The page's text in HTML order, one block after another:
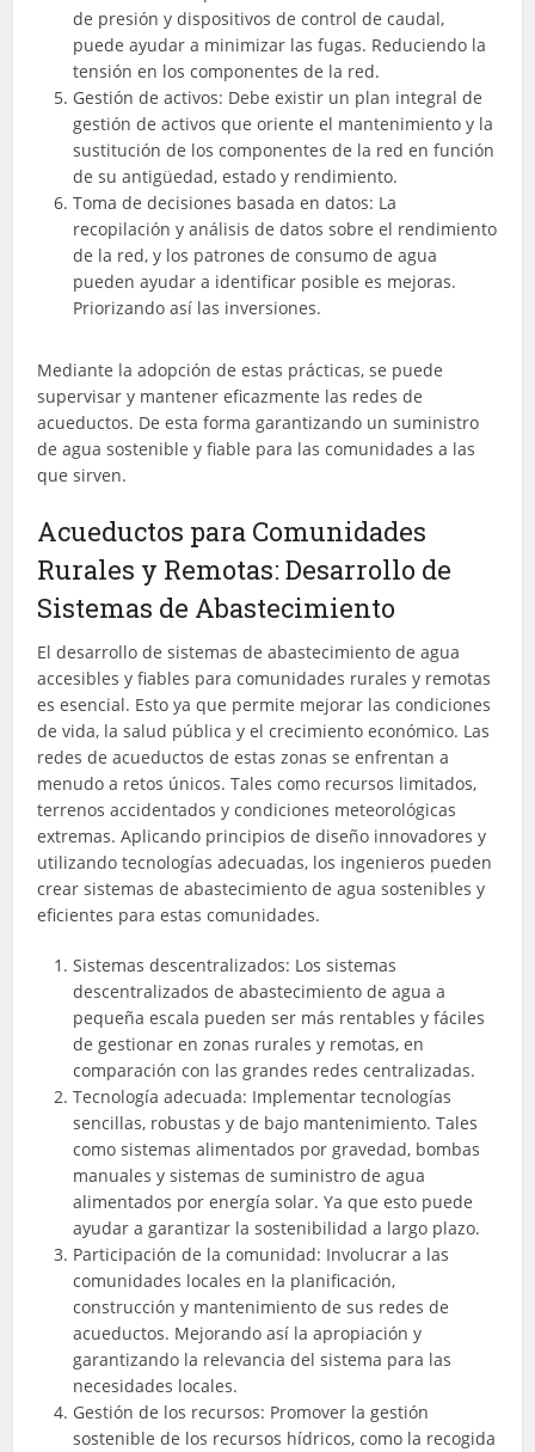
de presión y dispositivos de control de caudal,
puede ayudar a minimizar las fugas. Reduciendo la
tensión en los componentes de la red.
Gestión de activos: Debe existir un plan integral de
gestión de activos que oriente el mantenimiento y la
sustitución de los componentes de la red en función
de su antigüedad, estado y rendimiento.
Toma de decisiones basada en datos: La
recopilación y análisis de datos sobre el rendimiento
de la red, y los patrones de consumo de agua
pueden ayudar a identificar posible es mejoras.
Priorizando así las inversiones.
Mediante la adopción de estas prácticas, se puede
supervisar y mantener eficazmente las redes de
acueductos. De esta forma garantizando un suministro
de agua sostenible y fiable para las comunidades a las
que sirven.
Acueductos para Comunidades
Rurales y Remotas: Desarrollo de
Sistemas de Abastecimiento
El desarrollo de sistemas de abastecimiento de agua
accesibles y fiables para comunidades rurales y remotas
es esencial. Esto ya que permite mejorar las condiciones
de vida, la salud pública y el crecimiento económico. Las
redes de acueductos de estas zonas se enfrentan a
menudo a retos únicos. Tales como recursos limitados,
terrenos accidentados y condiciones meteorológicas
extremas. Aplicando principios de diseño innovadores y
utilizando tecnologías adecuadas, los ingenieros pueden
crear sistemas de abastecimiento de agua sostenibles y
eficientes para estas comunidades.
Sistemas descentralizados: Los sistemas
descentralizados de abastecimiento de agua a
pequeña escala pueden ser más rentables y fáciles
de gestionar en zonas rurales y remotas, en
comparación con las grandes redes centralizadas.
Tecnología adecuada: Implementar tecnologías
sencillas, robustas y de bajo mantenimiento. Tales
como sistemas alimentados por gravedad, bombas
manuales y sistemas de suministro de agua
alimentados por energía solar. Ya que esto puede
ayudar a garantizar la sostenibilidad a largo plazo.
Participación de la comunidad: Involucrar a las
comunidades locales en la planificación,
construcción y mantenimiento de sus redes de
acueductos. Mejorando así la apropiación y
garantizando la relevancia del sistema para las
necesidades locales.
Gestión de los recursos: Promover la gestión
sostenible de los recursos hídricos, como la recogida